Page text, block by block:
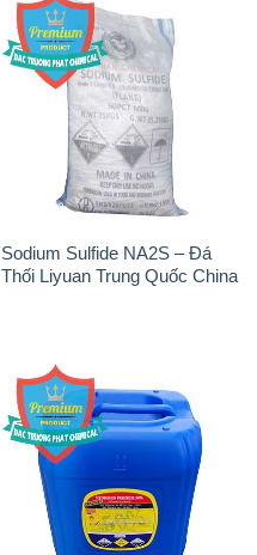
Sodium Sulfide NA2S – Đá
Thối Liyuan Trung Quốc China